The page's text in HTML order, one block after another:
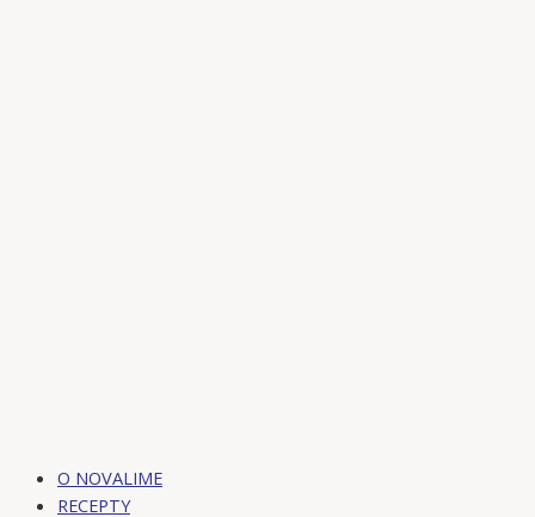
O NOVALIME
RECEPTY